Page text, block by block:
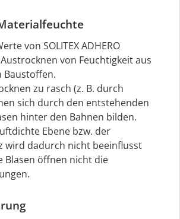
von SOLITEX ADHERO
von Feuchtigkeit aus
Baustoffen.
zu rasch (z. B. durch
sich durch den entstehenden
hinter den Bahnen bilden.
Ebene bzw. der
wird dadurch nicht beeinflusst
Blasen öffnen nicht die